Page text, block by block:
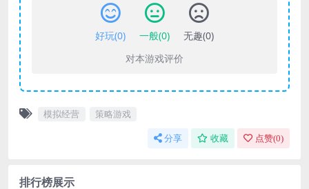
好玩(0) 一般(0) 无趣(0)
对本游戏评价
模拟经营 策略游戏
分享 收藏 点赞(0)
排行榜展示